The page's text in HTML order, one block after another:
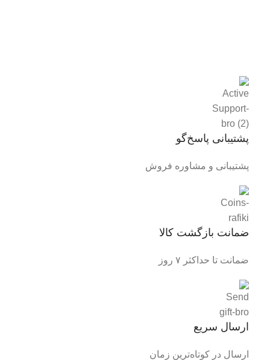
ارسال سریع
ارسال در کوتاه‌ترین زمان
ضمانت بازگشت کالا
ضمانت تا حداکثر ۷ روز
پشتیبانی پاسخ‌گو
پشتیبانی و مشاوره فروش